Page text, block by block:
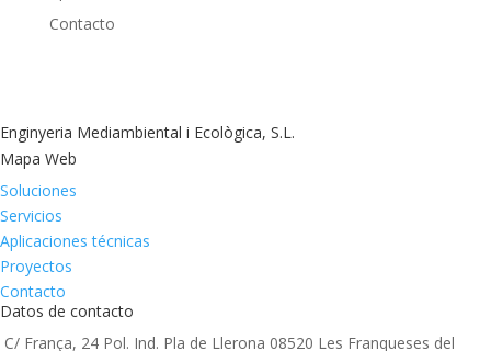
Contacto
Enginyeria Mediambiental i Ecològica, S.L.
Mapa Web
Soluciones
Servicios
Aplicaciones técnicas
Proyectos
Contacto
Datos de contacto
C/ França, 24 Pol. Ind. Pla de Llerona 08520 Les Franqueses del